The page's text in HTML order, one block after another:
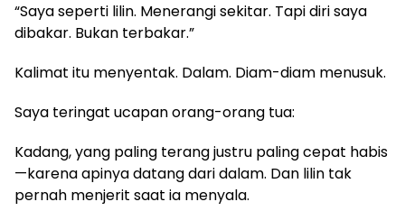
“Saya seperti lilin. Menerangi sekitar. Tapi diri saya
dibakar. Bukan terbakar.”
Kalimat itu menyentak. Dalam. Diam-diam menusuk.
Saya teringat ucapan orang-orang tua:
Kadang, yang paling terang justru paling cepat habis
—karena apinya datang dari dalam. Dan lilin tak
pernah menjerit saat ia menyala.